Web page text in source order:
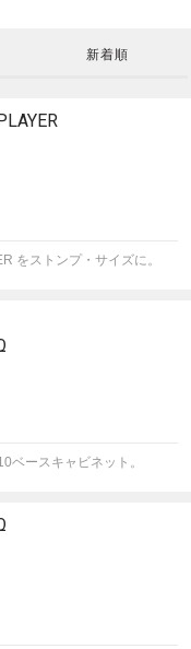
新着順
をストンプ・サイズに。
ベースキャビネット。